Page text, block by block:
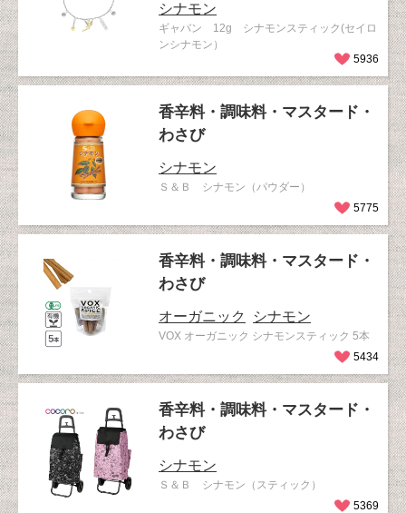
シナモン
ギャバン 12g シナモンスティック(セイロ
ンシナモン）
5936
香辛料・調味料・マスタード・
わさび
シナモン
Ｓ＆Ｂ シナモン（パウダー）
5775
香辛料・調味料・マスタード・
わさび
オーガニック シナモン
VOX オーガニック シナモンスティック 5本
5434
香辛料・調味料・マスタード・
わさび
シナモン
Ｓ＆Ｂ シナモン（スティック）
5369